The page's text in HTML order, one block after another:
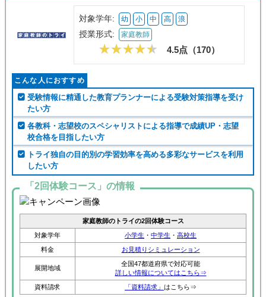
対象学年: 幼 小 中 高 浪
授業形式: 家庭教師
4.5点（170）
こんな人におすすめ
受験情報に精通した教育プランナーによる受験対策指導を受け
たい方
各教科・志望校のスペシャリストによる指導で成績UP・志望
校合格を目指したい方
トライ独自の目的別の学習効率を高める多彩なサービスを利用
したい方
「2回体験コース」の情報
家庭教師のトライの2回体験コース
対象学年
小学生 ・ 中学生 ・ 高校生
料金
お見積りシミュレーション
展開地域
全国47都道府県で対応可能
詳しい情報についてはこちら⇒
資料請求
「資料請求」 はこちら⇒